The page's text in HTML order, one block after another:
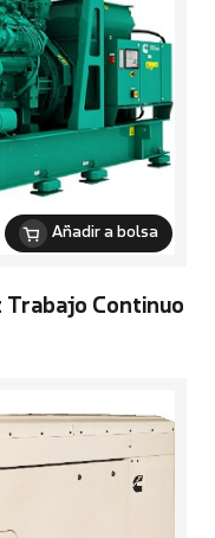
Añadir a bolsa
Trabajo Continuo